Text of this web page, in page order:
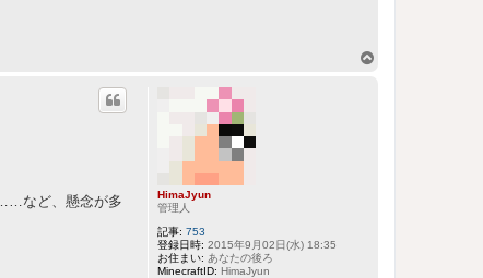
HimaJyun
管理人
記事: 753
登録日時: 2015年9月02日(水) 18:35
お住まい: あなたの後ろ
MinecraftID: HimaJyun
など、懸念が多